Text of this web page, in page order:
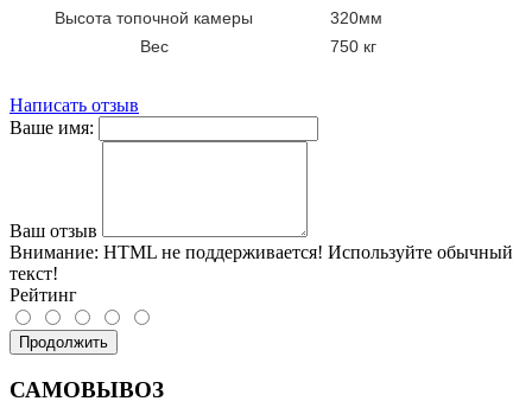
Высота топочной камеры
320мм
Вес
750 кг
Написать отзыв
Ваше имя:
Ваш отзыв
Внимание: HTML не поддерживается! Используйте обычный
текст!
Рейтинг
Продолжить
САМОВЫВОЗ